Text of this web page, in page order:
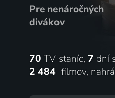
Pre nenáročných
divákov
70 TV staníc, 7 dní
2 484 filmov,